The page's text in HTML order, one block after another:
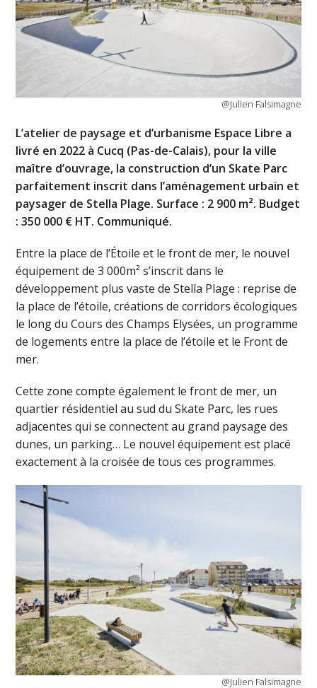
@Julien Falsimagne
L’atelier de paysage et d’urbanisme Espace Libre a
livré en 2022 à Cucq (Pas-de-Calais), pour la ville
maître d’ouvrage, la construction d’un Skate Parc
parfaitement inscrit dans l’aménagement urbain et
paysager de Stella Plage. Surface : 2 900 m². Budget
: 350 000 € HT. Communiqué.
Entre la place de l’Étoile et le front de mer, le nouvel
équipement de 3 000m² s’inscrit dans le
développement plus vaste de Stella Plage : reprise de
la place de l’étoile, créations de corridors écologiques
le long du Cours des Champs Elysées, un programme
de logements entre la place de l’étoile et le Front de
mer.
Cette zone compte également le front de mer, un
quartier résidentiel au sud du Skate Parc, les rues
adjacentes qui se connectent au grand paysage des
dunes, un parking… Le nouvel équipement est placé
exactement à la croisée de tous ces programmes.
@Julien Falsimagne